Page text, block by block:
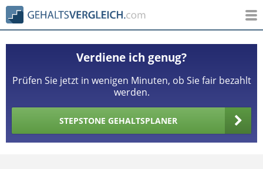
Verdiene ich genug?
Prüfen Sie jetzt in wenigen Minuten, ob Sie fair bezahlt
werden.
STEPSTONE GEHALTSPLANER